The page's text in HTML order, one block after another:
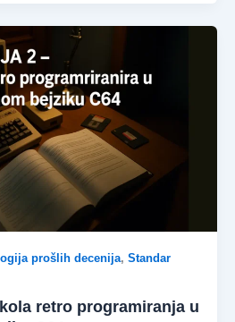
prošlih decenija, Standar
retro programiranja u